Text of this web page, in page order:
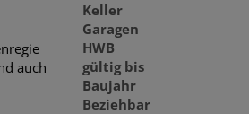
auch
Keller
Garagen
HWB
gültig bis
Baujahr
Beziehbar